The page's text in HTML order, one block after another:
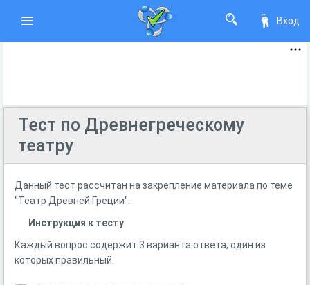
Вход
Тест по Древнегреческому
театру
Данный тест рассчитан на закрепление материала по теме
"Театр Древней Греции".
Инструкция к тесту
Каждый вопрос содержит 3 варианта ответа, один из
которых правильный.